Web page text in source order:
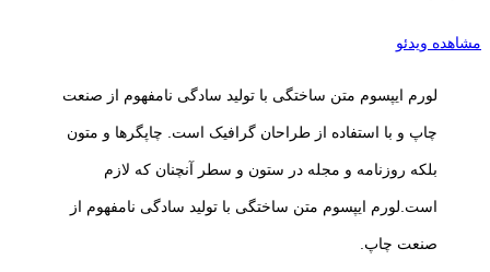
مشاهده ویدئو
لورم ایپسوم متن ساختگی با تولید سادگی نامفهوم از صنعت
چاپ و با استفاده از طراحان گرافیک است. چاپگرها و متون
بلکه روزنامه و مجله در ستون و سطر آنچنان که لازم
است.لورم ایپسوم متن ساختگی با تولید سادگی نامفهوم از
صنعت چاپ.